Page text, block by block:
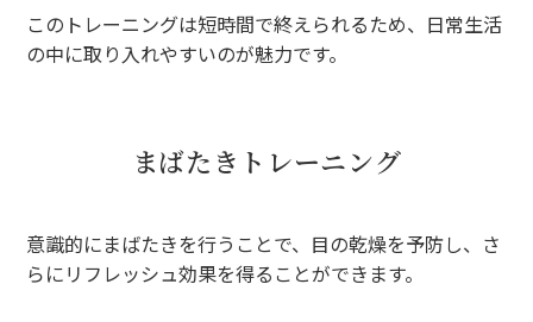
このトレーニングは短時間で終えられるため、日常生活
の中に取り入れやすいのが魅力です。
まばたきトレーニング
意識的にまばたきを行うことで、目の乾燥を予防し、さ
らにリフレッシュ効果を得ることができます。